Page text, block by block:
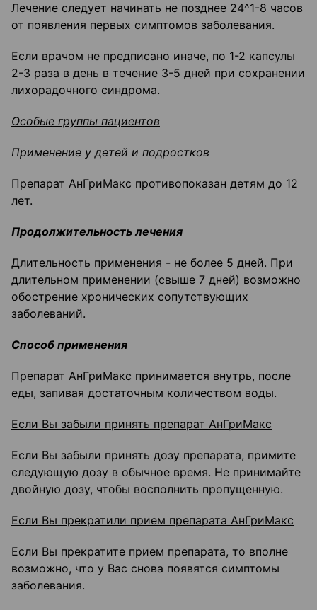
Лечение следует начинать не позднее 24^1-8 часов
от появления первых симптомов заболевания.
Если врачом не предписано иначе, по 1-2 капсулы
2-3 раза в день в течение 3-5 дней при сохранении
лихорадочного синдрома.
Особые группы пациентов
Применение у детей и подростков
Препарат АнГриМакс противопоказан детям до 12
лет.
Продолжительность лечения
Длительность применения - не более 5 дней. При
длительном применении (свыше 7 дней) возможно
обострение хронических сопутствующих
заболеваний.
Способ применения
Препарат АнГриМакс принимается внутрь, после
еды, запивая достаточным количеством воды.
Если Вы забыли принять препарат АнГриМакс
Если Вы забыли принять дозу препарата, примите
следующую дозу в обычное время. Не принимайте
двойную дозу, чтобы восполнить пропущенную.
Если Вы прекратили прием препарата АнГриМакс
Если Вы прекратите прием препарата, то вполне
возможно, что у Вас снова появятся симптомы
заболевания.